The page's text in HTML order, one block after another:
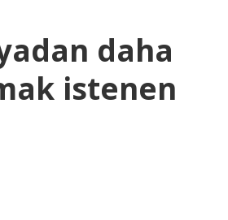
daha
istenen